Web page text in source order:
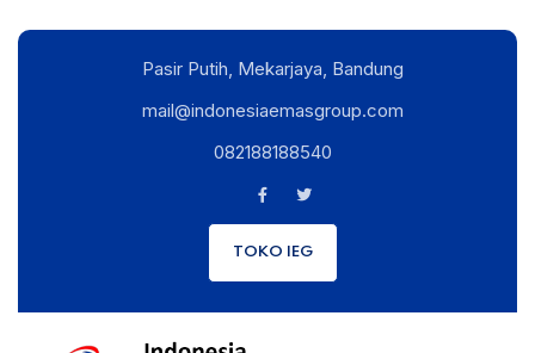
Pasir Putih, Mekarjaya, Bandung
mail@indonesiaemasgroup.com
082188188540
TOKO IEG